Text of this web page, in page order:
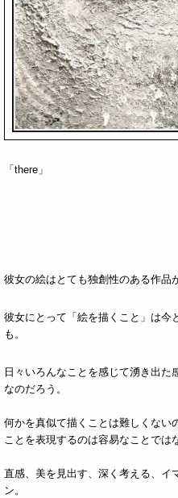
「there」
彼女の絵はとても独創性のある作品
彼女にとって「絵を描くこと」は今
も。
日々いろんなことを感じて湧き出
なのだろう。
何かを真似て描くことは難しくない
ことを表現するのは容易なことでは
直感、美を見出す、深く考える、イ
ン。